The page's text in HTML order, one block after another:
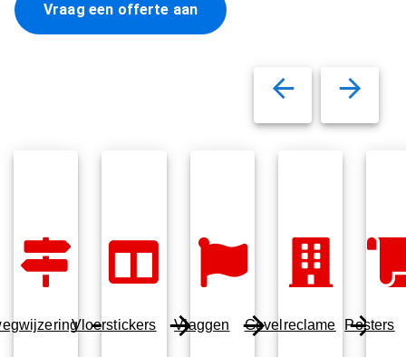
Vraag een offerte aan
Vloerstickers Vlaggen Gevelreclame Posters